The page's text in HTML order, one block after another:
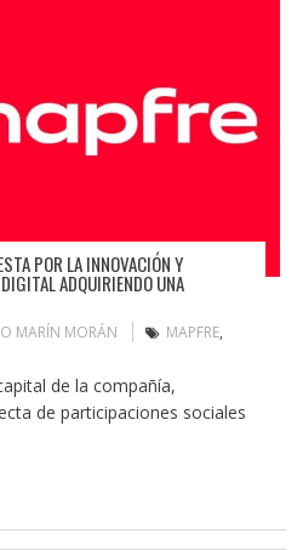
POR LA INNOVACIÓN Y
ADQUIRIENDO UNA
MARÍN MORÁN MAPFRE,
de la compañía,
de participaciones sociales